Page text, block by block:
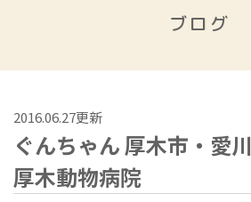
ブログ
2016.06.27更新
ぐんちゃん 厚木市・愛
厚木動物病院